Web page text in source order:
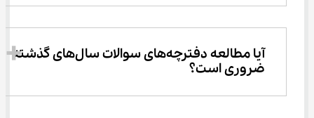
آیا مطالعه دفترچه‌های سوالات سال‌های گذشته
ضروری است؟